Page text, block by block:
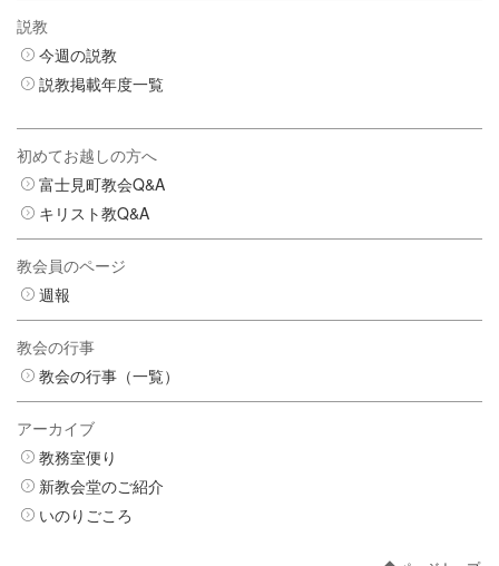
説教
今週の説教
説教掲載年度一覧
初めてお越しの方へ
富士見町教会Q&A
キリスト教Q&A
教会員のページ
週報
教会の行事
教会の行事（一覧）
アーカイブ
教務室便り
新教会堂のご紹介
いのりごころ